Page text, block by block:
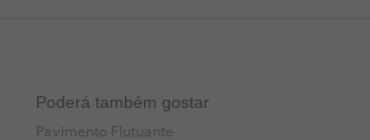
Poderá também gostar
Pavimento Flutuante